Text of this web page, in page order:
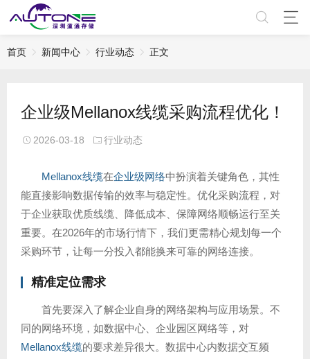
首页 新闻中心 行业动态 正文
企业级Mellanox线缆采购流程优化！
2026-03-18 行业动态
Mellanox线缆在企业级网络中扮演着关键角色，其性
能直接影响数据传输的效率与稳定性。优化采购流程，对
于企业获取优质线缆、降低成本、保障网络顺畅运行至关
重要。在2026年的市场行情下，我们更需精心规划每一个
采购环节，让每一分投入都能换来可靠的网络连接。
精准定位需求
首先要深入了解企业自身的网络架构与应用场景。不
同的网络环境，如数据中心、企业园区网络等，对
Mellanox线缆的要求差异很大。数据中心内数据交互频